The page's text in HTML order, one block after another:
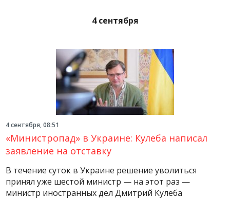
4 сентября
4 сентября, 08:51
«Министропад» в Украине: Кулеба написал
заявление на отставку
В течение суток в Украине решение уволиться
принял уже шестой министр — на этот раз —
министр иностранных дел Дмитрий Кулеба